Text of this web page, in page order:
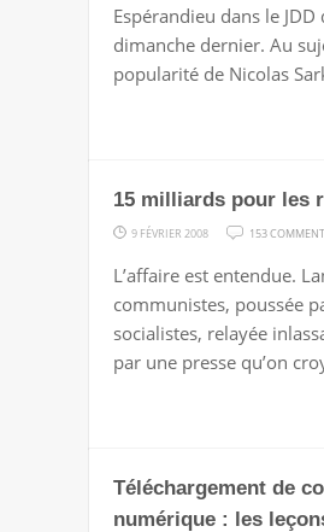
Espérandieu dans le JDD
dimanche dernier. Au
popularité de Nicolas
15 milliards pour les
9 FÉVRIER 2008 153
L’affaire est entendue.
communistes, poussée
socialistes, relayée
par une presse qu’on
Téléchargement de
numérique : les